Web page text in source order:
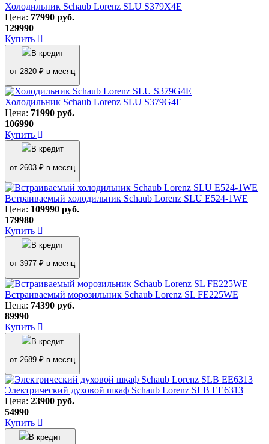
Холодильник Schaub Lorenz SLU S379X4E
Цена: 77990 руб.
129990
Купить
В кредит
от 2820 ₽ в месяц
Холодильник Schaub Lorenz SLU S379G4E
Цена: 71990 руб.
106990
Купить
В кредит
от 2603 ₽ в месяц
Встраиваемый холодильник Schaub Lorenz SLU E524-1WE
Цена: 109990 руб.
179980
Купить
В кредит
от 3977 ₽ в месяц
Встраиваемый морозильник Schaub Lorenz SL FE225WE
Цена: 74390 руб.
89990
Купить
В кредит
от 2689 ₽ в месяц
Электрический духовой шкаф Schaub Lorenz SLB EE6313
Цена: 23900 руб.
54990
Купить
В кредит